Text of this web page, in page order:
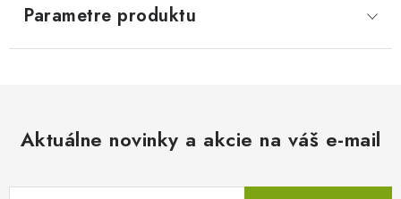
Parametre produktu
Aktuálne novinky a akcie na váš e-mail